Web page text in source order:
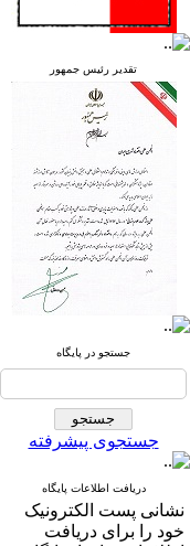
تقدیر رئیس جمهور
جستجو در پایگاه
جستجوی پیشرفته
دریافت اطلاعات پایگاه
نشانی پست الکترونیک
خود را برای دریافت